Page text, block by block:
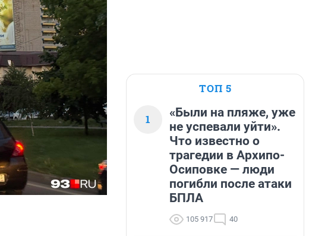
ТОП 5
1
«Были на пляже, уже
не успевали уйти».
Что известно о
трагедии в Архипо-
Осиповке — люди
погибли после атаки
БПЛА
105 917 40